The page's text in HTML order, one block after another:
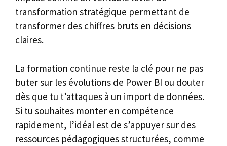
transformation stratégique permettant de
transformer des chiffres bruts en décisions
claires.
La formation continue reste la clé pour ne pas
buter sur les évolutions de Power BI ou douter
dès que tu t’attaques à un import de données.
Si tu souhaites monter en compétence
rapidement, l’idéal est de s’appuyer sur des
ressources pédagogiques structurées, comme